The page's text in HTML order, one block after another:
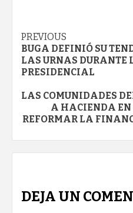
Continue
Reading
PREVIOUS
BUGA DEFINIÓ SU
LAS URNAS DURANTE
PRESIDENCIAL
LAS COMUNIDADES
A HACIENDA EN
REFORMAR LA
DEJA UN